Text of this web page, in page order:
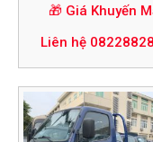
🎁 Giá Khuyến
Liên hệ